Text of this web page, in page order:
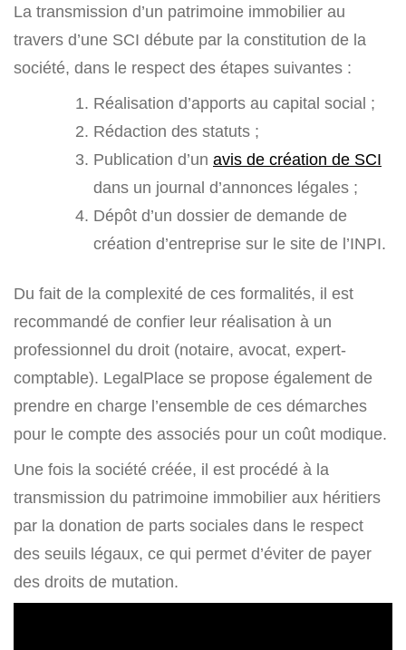
La transmission d’un patrimoine immobilier au
travers d’une SCI débute par la constitution de la
société, dans le respect des étapes suivantes :
Réalisation d’apports au capital social ;
Rédaction des statuts ;
Publication d’un avis de création de SCI
dans un journal d’annonces légales ;
Dépôt d’un dossier de demande de
création d’entreprise sur le site de l’INPI.
Du fait de la complexité de ces formalités, il est
recommandé de confier leur réalisation à un
professionnel du droit (notaire, avocat, expert-
comptable). LegalPlace se propose également de
prendre en charge l’ensemble de ces démarches
pour le compte des associés pour un coût modique.
Une fois la société créée, il est procédé à la
transmission du patrimoine immobilier aux héritiers
par la donation de parts sociales dans le respect
des seuils légaux, ce qui permet d’éviter de payer
des droits de mutation.